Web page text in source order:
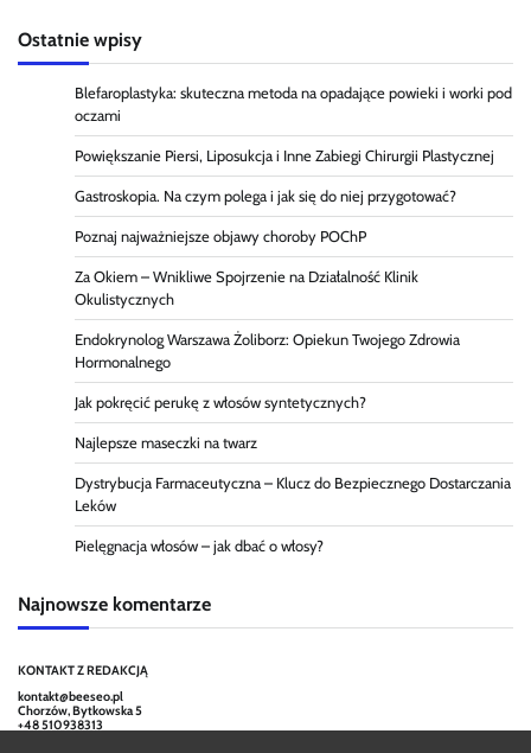
Ostatnie wpisy
Blefaroplastyka: skuteczna metoda na opadające powieki i worki pod
oczami
Powiększanie Piersi, Liposukcja i Inne Zabiegi Chirurgii Plastycznej
Gastroskopia. Na czym polega i jak się do niej przygotować?
Poznaj najważniejsze objawy choroby POChP
Za Okiem – Wnikliwe Spojrzenie na Działalność Klinik
Okulistycznych
Endokrynolog Warszawa Żoliborz: Opiekun Twojego Zdrowia
Hormonalnego
Jak pokręcić perukę z włosów syntetycznych?
Najlepsze maseczki na twarz
Dystrybucja Farmaceutyczna – Klucz do Bezpiecznego Dostarczania
Leków
Pielęgnacja włosów – jak dbać o włosy?
Najnowsze komentarze
KONTAKT Z REDAKCJĄ
kontakt@beeseo.pl
Chorzów, Bytkowska 5
+48 510938313